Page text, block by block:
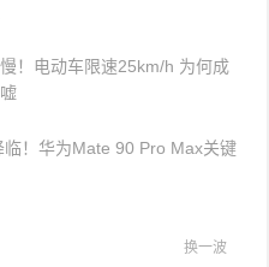
！电动车限速25km/h 为何成
！华为Mate 90 Pro Max关键
换一波